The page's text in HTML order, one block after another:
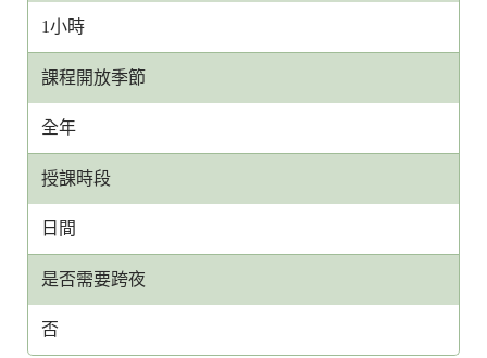
1小時
課程開放季節
全年
授課時段
日間
是否需要跨夜
否